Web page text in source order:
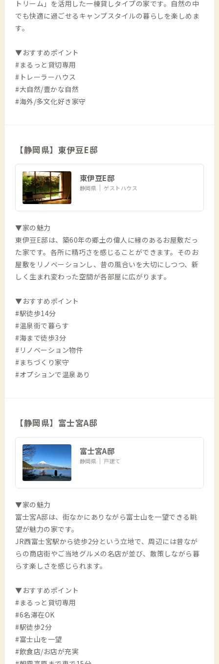
トリーム」を活用した一棟貸しタイプの家です。自然の中
でも快適に過ごせるキャンプスタイルの暮らしを楽しめま
す。
▼おすすめポイント
#まるっと貸切専用
#トレーラーハウス
#大自然/豊かな自然
#海外/多文化好き家守
【静岡県】東伊豆E邸
東伊豆E邸
静岡県 ゲストハウス
▼家の魅力
東伊豆E邸は、築60年の郷土の偉人に縁のあるお屋敷だっ
た家です。各所に精巧さを感じることができます。そのお
屋敷をリノベーションし、昔の風合いを大切にしつつ、新
しく生まれ変わった空間が各部屋に広がります。
▼おすすめポイント
#駅徒歩14分
#温泉街で暮らす
#海まで徒歩3分
#リノベーション物件
#まちづくり家守
#オプションで温泉あり
【静岡県】富士宮A邸
富士宮A邸
静岡県 戸建て
▼家の魅力
富士宮A邸は、街なかにありながら富士山を一望できる眺
望が魅力の家です。
JR西富士宮駅から徒歩2分という立地で、周辺には昔なが
らの商店街やご当地グルメの名店が並び、散策しながら暮
らす楽しさを感じられます。
▼おすすめポイント
#まるっと貸切専用
#6名滞在OK
#駅徒歩2分
#富士山を一望
#飲食店/お店が充実